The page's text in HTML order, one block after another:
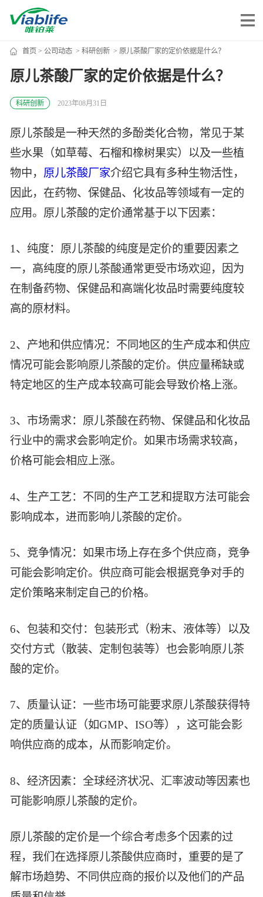
唯铂莱
公司介绍
公司动态
加入我们
唯产品
健康食品
生物基新材料
生物制药
唯创新
智能生物乐高平台
唯责任
可持续发展
社会责任
首页 > 公司动态> 科研创新> 原儿茶酸厂家的定价依据是什么？
原儿茶酸厂家的定价依据是什么？
科研创新 2023年08月31日
原儿茶酸是一种天然的多酚类化合物，常见于某
些水果（如草莓、石榴和橡树果实）以及一些植
物中， 原儿茶酸厂家介绍它具有多种生物活性，
因此，在药物、保健品、化妆品等领域有一定的
应用。原儿茶酸的定价通常基于以下因素：
1、纯度：原儿茶酸的纯度是定价的重要因素之
一，高纯度的原儿茶酸通常更受市场欢迎，因为
在制备药物、保健品和高端化妆品时需要纯度较
高的原材料。
2、产地和供应情况：不同地区的生产成本和供应
情况可能会影响原儿茶酸的定价。供应量稀缺或
特定地区的生产成本较高可能会导致价格上涨。
3、市场需求：原儿茶酸在药物、保健品和化妆品
行业中的需求会影响定价。如果市场需求较高，
价格可能会相应上涨。
4、生产工艺：不同的生产工艺和提取方法可能会
影响成本，进而影响儿茶酸的定价。
5、竞争情况：如果市场上存在多个供应商，竞争
可能会影响定价。供应商可能会根据竞争对手的
定价策略来制定自己的价格。
6、包装和交付：包装形式（粉末、液体等）以及
交付方式（散装、定制包装等）也会影响原儿茶
酸的定价。
7、质量认证：一些市场可能要求原儿茶酸获得特
定的质量认证（如GMP、ISO等），这可能会影
响供应商的成本，从而影响定价。
8、经济因素：全球经济状况、汇率波动等因素也
可能影响原儿茶酸的定价。
原儿茶酸的定价是一个综合考虑多个因素的过
程，我们在选择原儿茶酸供应商时，重要的是了
解市场趋势、不同供应商的报价以及他们的产品